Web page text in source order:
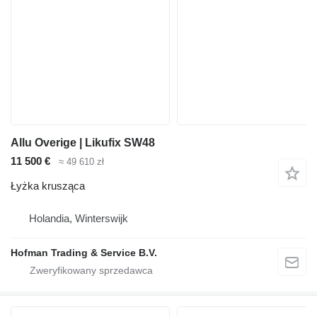
Allu Overige | Likufix SW48
11 500 €
≈ 49 610 zł
Łyżka krusząca
Holandia, Winterswijk
Hofman Trading & Service B.V.